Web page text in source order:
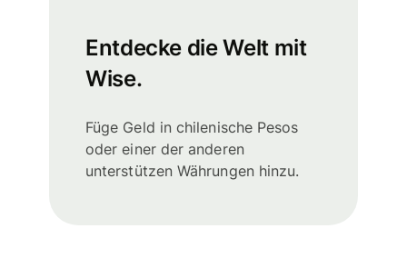
Entdecke die Welt mit
Wise.
Füge Geld in chilenische Pesos
oder einer der anderen
unterstützen Währungen hinzu.